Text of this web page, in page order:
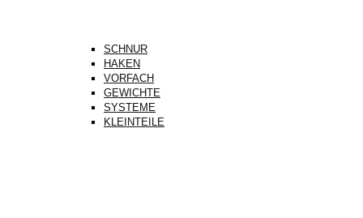
SCHNUR
HAKEN
VORFACH
GEWICHTE
SYSTEME
KLEINTEILE